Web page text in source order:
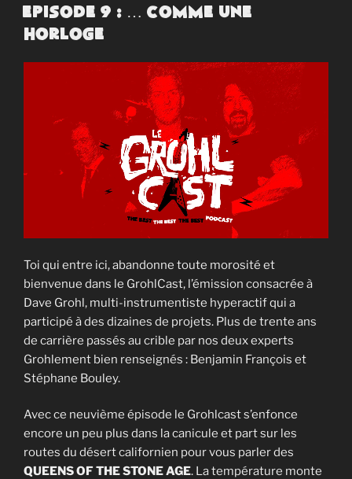
EMBED
LE
Episode 9 : … Comme une
horloge
Toi qui entre ici, abandonne toute morosité et
bienvenue dans le GrohlCast, l’émission consacrée à
Dave Grohl, multi-instrumentiste hyperactif qui a
participé à des dizaines de projets. Plus de trente ans
de carrière passés au crible par nos deux experts
Grohlement bien renseignés : Benjamin François et
Stéphane Bouley.
Avec ce neuvième épisode le Grohlcast s’enfonce
encore un peu plus dans la canicule et part sur les
routes du désert californien pour vous parler des
QUEENS OF THE STONE AGE. La température monte